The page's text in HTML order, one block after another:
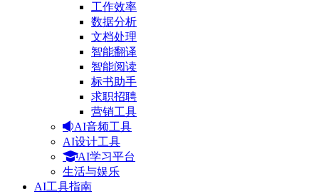
工作效率
数据分析
文档处理
智能翻译
智能阅读
标书助手
求职招聘
营销工具
AI音频工具
AI设计工具
AI学习平台
生活与娱乐
AI工具指南